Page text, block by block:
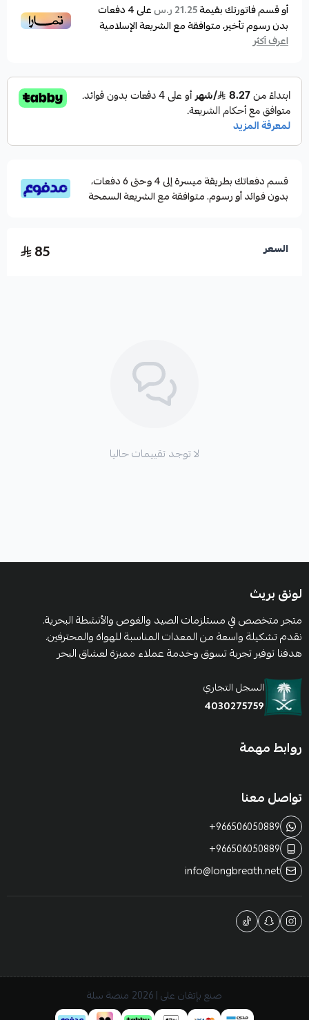
أو قسم فاتورتك بقيمة21.25 ر.س على4دفعات
بدون رسوم تأخير، متوافقة مع الشريعة الإسلامية
اعرف أكثر
قسم دفعاتك بطريقة ميسرة إلى 4 وحتى 6 دفعات،
بدون فوائد أو رسوم. متوافقة مع الشريعة السمحة
السعر 85
لا توجد تقييمات حاليا
لونق بريث
متجر متخصص في مستلزمات الصيد والغوص والأنشطة البحرية.
نقدم تشكيلة واسعة من المعدات المناسبة للهواة والمحترفين.
هدفنا توفير تجربة تسوق وخدمة عملاء مميزة لعشاق البحر
السجل التجاري
4030275759
روابط مهمة
تواصل معنا
+966506050889
+966506050889
info@longbreath.net
صنع بإتقان على | 2026 منصة سلة